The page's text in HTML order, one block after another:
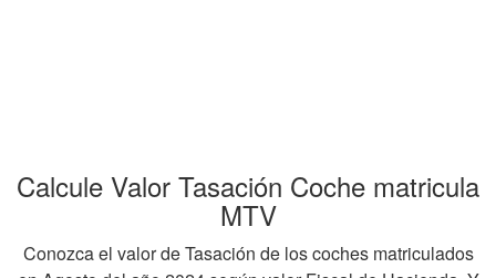
Calcule Valor Tasación Coche matricula
MTV
Conozca el valor de Tasación de los coches matriculados